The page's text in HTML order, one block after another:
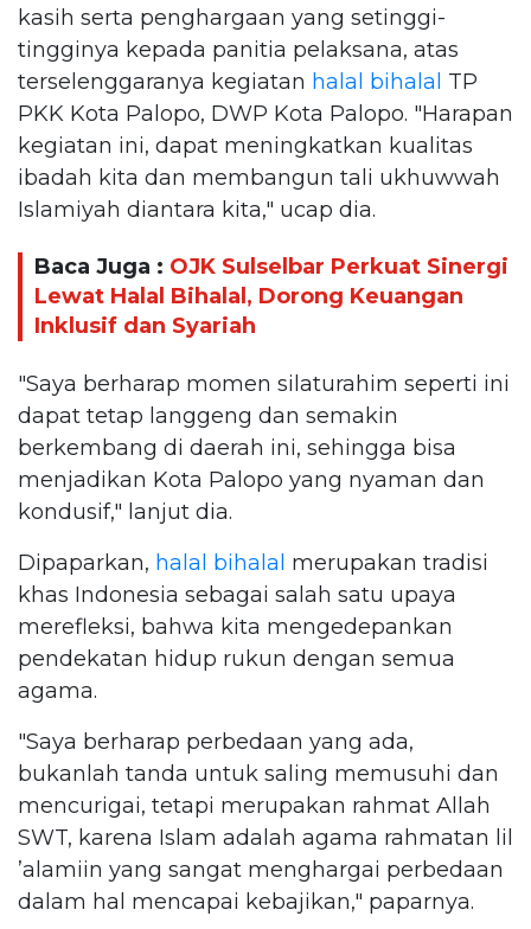
kasih serta penghargaan yang setinggi-
tingginya kepada panitia pelaksana, atas
terselenggaranya kegiatan halal bihalal TP
PKK Kota Palopo, DWP Kota Palopo. "Harapan
kegiatan ini, dapat meningkatkan kualitas
ibadah kita dan membangun tali ukhuwwah
Islamiyah diantara kita," ucap dia.
Baca Juga : OJK Sulselbar Perkuat Sinergi
Lewat Halal Bihalal, Dorong Keuangan
Inklusif dan Syariah
"Saya berharap momen silaturahim seperti ini
dapat tetap langgeng dan semakin
berkembang di daerah ini, sehingga bisa
menjadikan Kota Palopo yang nyaman dan
kondusif," lanjut dia.
Dipaparkan, halal bihalal merupakan tradisi
khas Indonesia sebagai salah satu upaya
merefleksi, bahwa kita mengedepankan
pendekatan hidup rukun dengan semua
agama.
"Saya berharap perbedaan yang ada,
bukanlah tanda untuk saling memusuhi dan
mencurigai, tetapi merupakan rahmat Allah
SWT, karena Islam adalah agama rahmatan lil
’alamiin yang sangat menghargai perbedaan
dalam hal mencapai kebajikan," paparnya.